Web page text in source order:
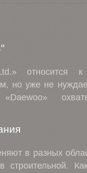
относится
но уже не
в разных
строительной.